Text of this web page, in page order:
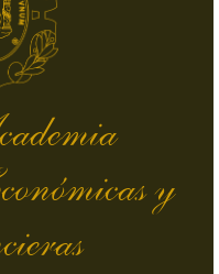
y